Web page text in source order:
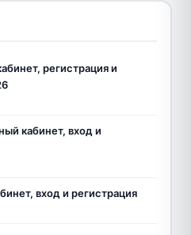
регистрация и
кабинет, вход и
вход и регистрация